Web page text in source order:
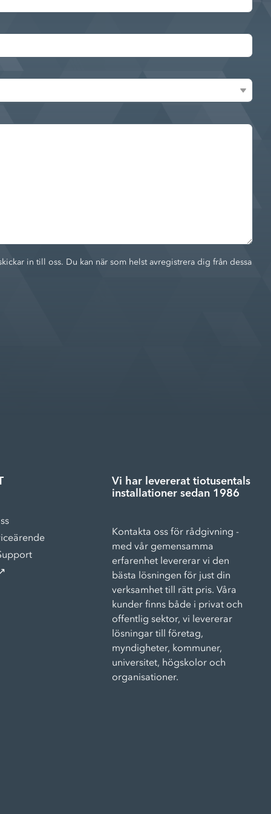
in till oss. Du kan när som helst avregistrera dig från dessa
Vi har levererat tiotusentals
installationer sedan 1986
Kontakta oss för rådgivning -
med vår gemensamma
erfarenhet levererar vi den
bästa lösningen för just din
verksamhet till rätt pris. Våra
kunder finns både i privat och
offentlig sektor, vi levererar
lösningar till företag,
myndigheter, kommuner,
universitet, högskolor och
organisationer.